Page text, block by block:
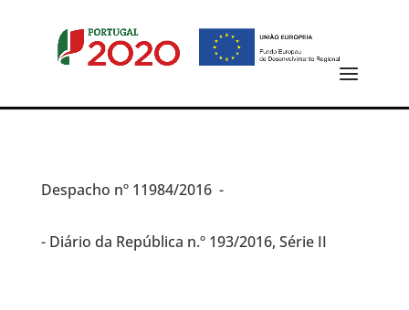
Despacho nº 11984/2016 -
- Diário da República n.º 193/2016, Série II